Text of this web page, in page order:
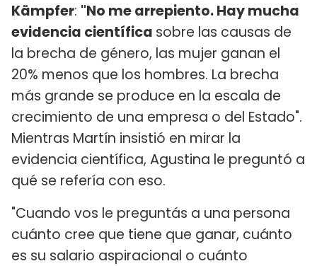
Kämpfer: "No me arrepiento. Hay mucha
evidencia científica sobre las causas de
la brecha de género, las mujer ganan el
20% menos que los hombres. La brecha
más grande se produce en la escala de
crecimiento de una empresa o del Estado".
Mientras Martín insistió en mirar la
evidencia científica, Agustina le preguntó a
qué se refería con eso.
"Cuando vos le preguntás a una persona
cuánto cree que tiene que ganar, cuánto
es su salario aspiracional o cuánto